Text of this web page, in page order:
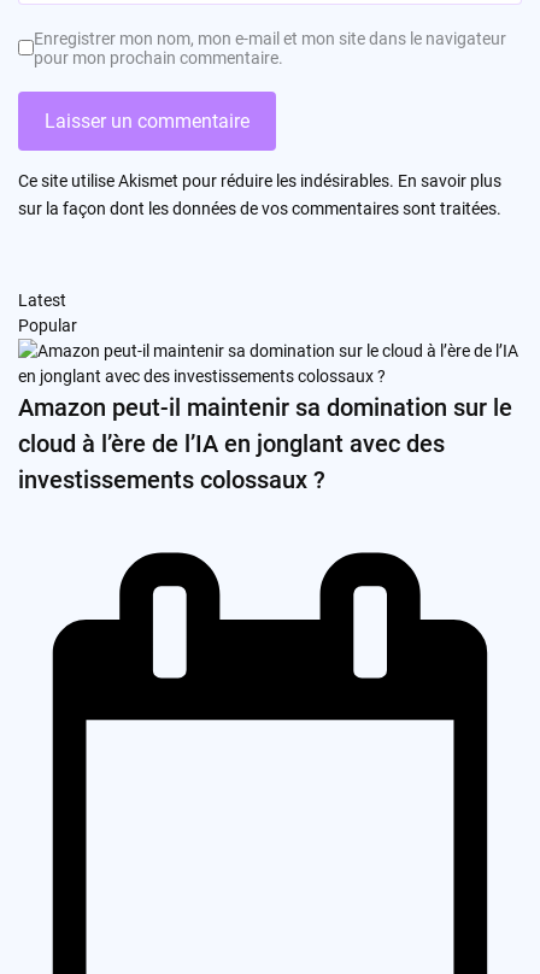
Enregistrer mon nom, mon e-mail et mon site dans le navigateur
pour mon prochain commentaire.
Ce site utilise Akismet pour réduire les indésirables. En savoir plus
sur la façon dont les données de vos commentaires sont traitées.
Latest
Popular
Amazon peut-il maintenir sa domination sur le
cloud à l’ère de l’IA en jonglant avec des
investissements colossaux ?